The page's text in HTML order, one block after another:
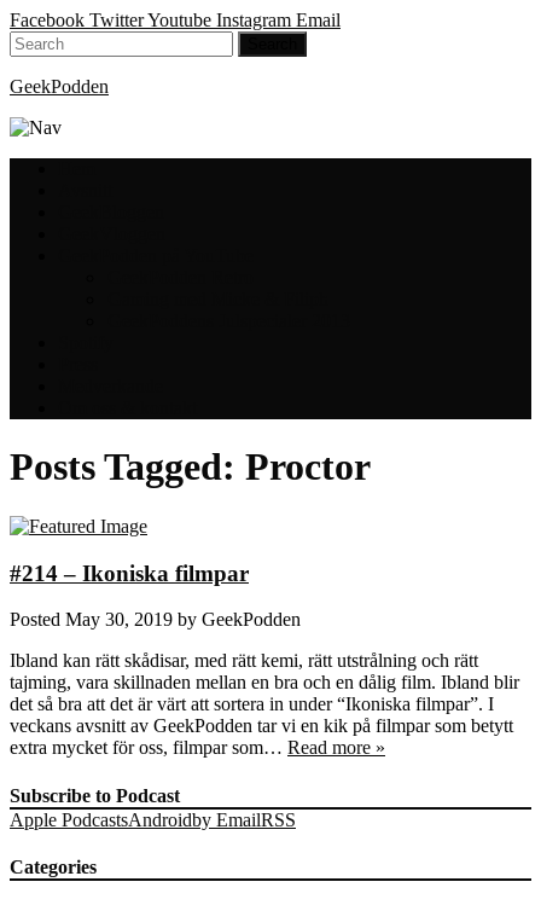
Facebook TwitterYoutube Instagram Email
GeekPodden
Posts Tagged: Proctor
#214 – Ikoniska filmpar
Posted May 30, 2019 by GeekPodden
Ibland kan rätt skådisar, med rätt kemi, rätt utstrålning och rätt
tajming, vara skillnaden mellan en bra och en dålig film. Ibland blir
det så bra att det är värt att sortera in under “Ikoniska filmpar”. I
veckans avsnitt av GeekPodden tar vi en kik på filmpar som betytt
extra mycket för oss, filmpar som… Read more »
Subscribe to Podcast
Apple PodcastsAndroidby EmailRSS
Categories